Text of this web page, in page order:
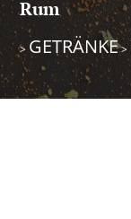
Rum
> GETRÄNKE>